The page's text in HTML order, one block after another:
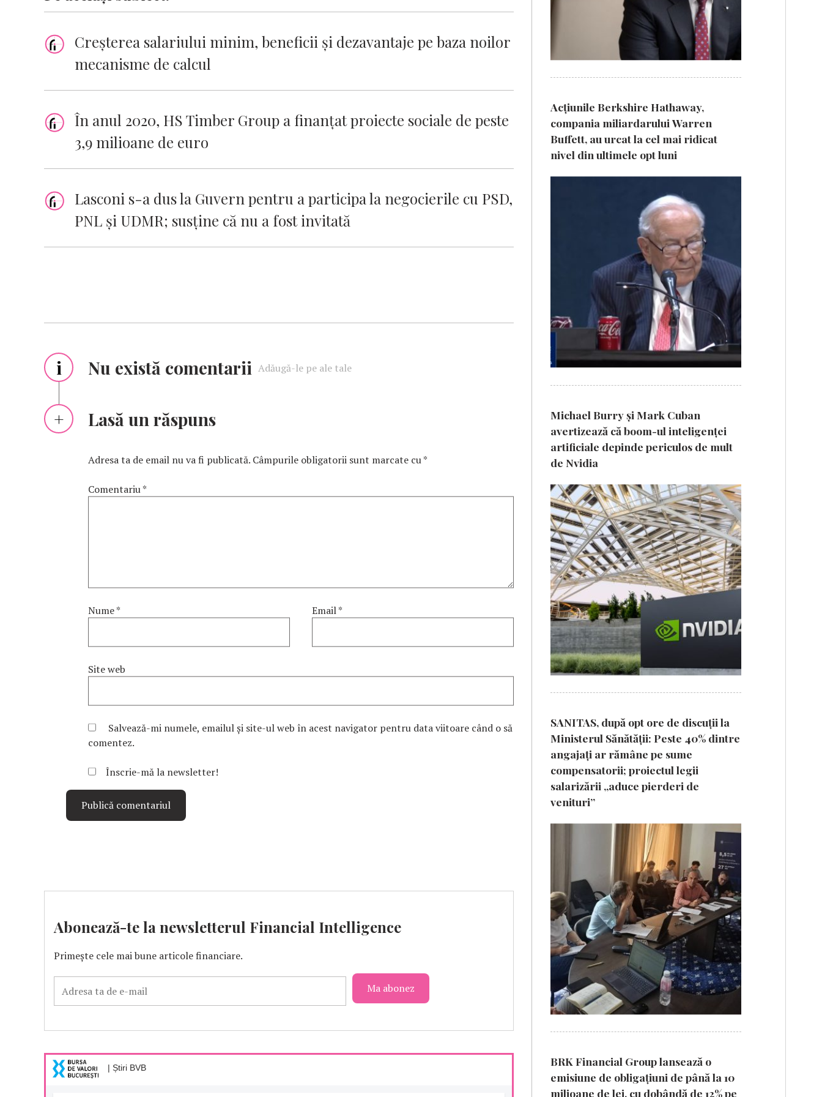
Creșterea salariului minim, beneficii și dezavantaje pe baza noilor
mecanisme de calcul
În anul 2020, HS Timber Group a finanțat proiecte sociale de peste
3,9 milioane de euro
Lasconi s-a dus la Guvern pentru a participa la negocierile cu PSD,
PNL şi UDMR; susţine că nu a fost invitată
i Nu există comentarii Adăugă-le pe ale tale
Lasă un răspuns
Adresa ta de email nu va fi publicată. Câmpurile obligatorii sunt marcate cu*
Comentariu*
Nume* Email*
Site web
Salvează-mi numele, emailul și site-ul web în acest navigator pentru data viitoare când o să
comentez.
Înscrie-mă la newsletter!
Abonează-te la newsletterul Financial Intelligence
Primește cele mai bune articole financiare.
| Știri BVB
Acțiunile Berkshire Hathaway,
compania miliardarului Warren
Buffett, au urcat la cel mai ridicat
nivel din ultimele opt luni
Michael Burry și Mark Cuban
avertizează că boom-ul inteligenței
artificiale depinde periculos de mult
de Nvidia
SANITAS, după opt ore de discuții la
Ministerul Sănătății: Peste 40% dintre
angajați ar rămâne pe sume
compensatorii; proiectul legii
salarizării „aduce pierderi de
venituri”
BRK Financial Group lansează o
emisiune de obligațiuni de până la 10
milioane de lei, cu dobândă de 12% pe